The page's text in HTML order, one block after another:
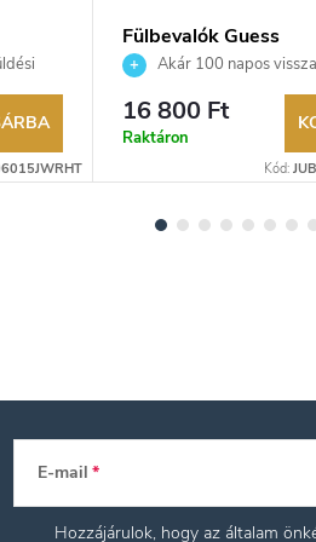
Fülbevalók Guess
JUBE04471JWRHT
Akár 100 napos
lehetőség. Hivatalos
16 800 Ft
Raktáron
Kód:
E-mail
Hozzájárulok, hogy az általam